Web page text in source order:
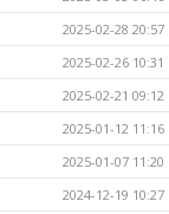
2025-02-28 20:57
2025-02-26 10:31
2025-02-21 09:12
2025-01-12 11:16
2025-01-07 11:20
2024-12-19 10:27